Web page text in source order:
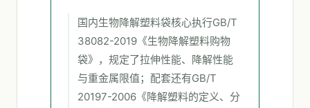
国内生物降解塑料袋核心执行GB/T
38082-2019《生物降解塑料购物
袋》，规定了拉伸性能、降解性能
与重金属限值；配套还有GB/T
20197-2006《降解塑料的定义、分